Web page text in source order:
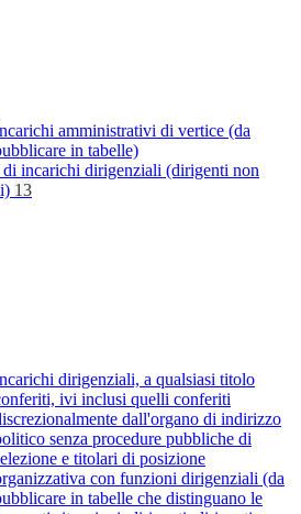
amministrativi di vertice (da
in tabelle)
incarichi dirigenziali (dirigenti non
13
dirigenziali, a qualsiasi titolo
ivi inclusi quelli conferiti
dall'organo di indirizzo
senza procedure pubbliche di
e titolari di posizione
con funzioni dirigenziali (da
in tabelle che distinguano le